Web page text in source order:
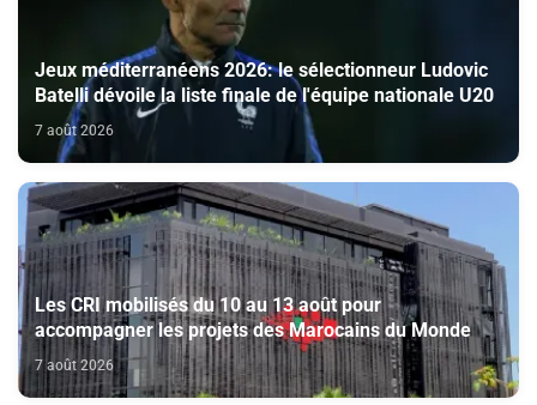
Jeux méditerranéens 2026: le sélectionneur Ludovic
Batelli dévoile la liste finale de l'équipe nationale U20
7 août 2026
Les CRI mobilisés du 10 au 13 août pour
accompagner les projets des Marocains du Monde
7 août 2026